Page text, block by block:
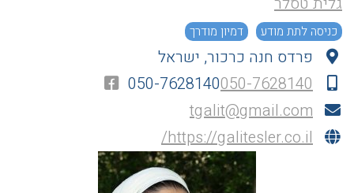
כניסה לתת מודע דמיון מודרך
פרדס חנה כרכור, ישראל
050-7628140050-7628140
tgalit@gmail.com
https://galitesler.co.il/